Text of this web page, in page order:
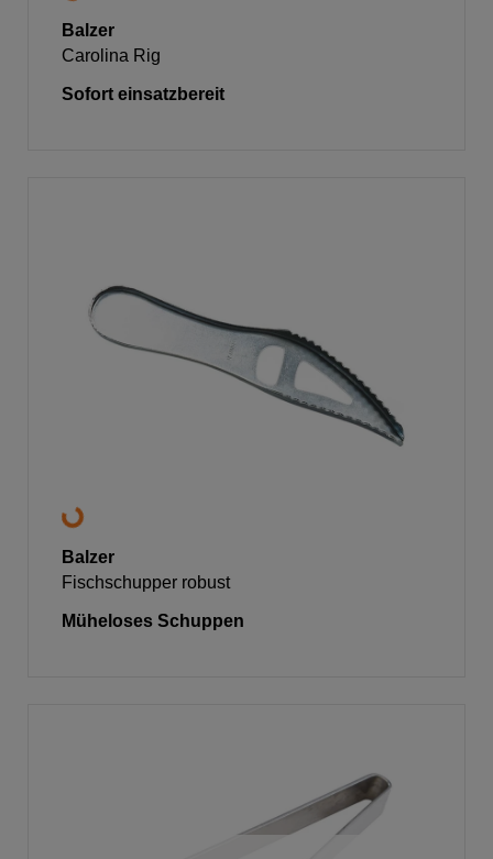
Balzer
Carolina Rig
Sofort einsatzbereit
Balzer
Fischschupper robust
Müheloses Schuppen